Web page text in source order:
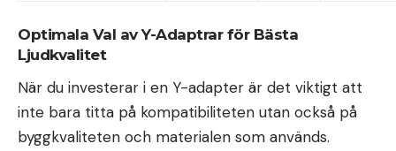
Optimala Val av Y-Adaptrar för Bästa
Ljudkvalitet
När du investerar i en Y-adapter är det viktigt att
inte bara titta på kompatibiliteten utan också på
byggkvaliteten och materialen som används.